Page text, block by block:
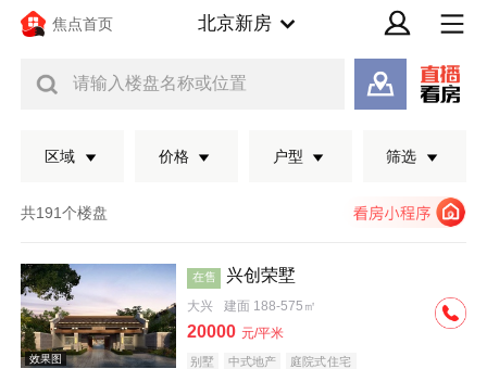
焦点首页 北京新房
请输入楼盘名称或位置
区域 价格 户型 筛选
共191个楼盘
在售 兴创荣墅
大兴 建面 188-575㎡
20000 元/平米
别墅 中式地产 庭院式住宅